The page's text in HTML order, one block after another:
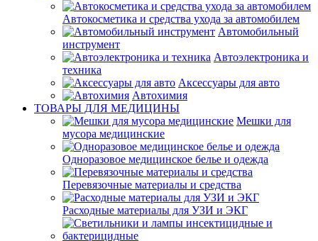
Автокосметика и средства ухода за автомобилем
Автомобильный
инструмент
Автоэлектроника и
техника
Аксессуары для авто
Автохимия
ТОВАРЫ ДЛЯ МЕДИЦИНЫ
Мешки для
мусора медицинские
Одноразовое медицинское белье и одежда
Перевязочные материалы и средства
Расходные материалы для УЗИ и ЭКГ